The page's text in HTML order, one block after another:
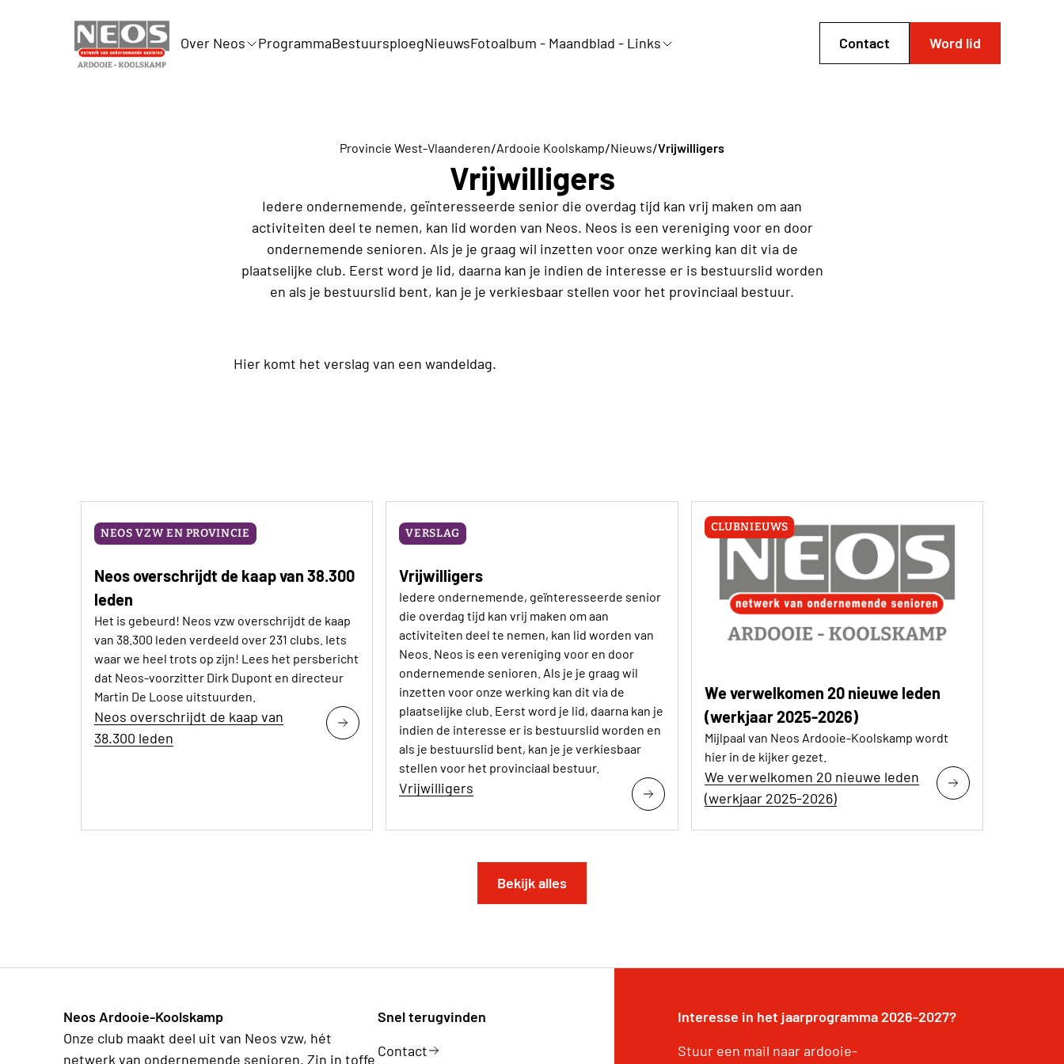
Over Neos ProgrammaBestuursploegNieuwsFotoalbum - Maandblad - Links Contact Word lid
Provincie West-Vlaanderen/Ardooie Koolskamp/Nieuws/Vrijwilligers
Vrijwilligers
Iedere ondernemende, geïnteresseerde senior die overdag tijd kan vrij maken om aan
activiteiten deel te nemen, kan lid worden van Neos. Neos is een vereniging voor en door
ondernemende senioren. Als je je graag wil inzetten voor onze werking kan dit via de
plaatselijke club. Eerst word je lid, daarna kan je indien de interesse er is bestuurslid worden
en als je bestuurslid bent, kan je je verkiesbaar stellen voor het provinciaal bestuur.
Hier komt het verslag van een wandeldag.
NEOS VZW EN PROVINCIE
Neos overschrijdt de kaap van 38.300
leden
Het is gebeurd! Neos vzw overschrijdt de kaap
van 38.300 leden verdeeld over 231 clubs. Iets
waar we heel trots op zijn! Lees het persbericht
dat Neos-voorzitter Dirk Dupont en directeur
Martin De Loose uitstuurden.
Neos overschrijdt de kaap van
38.300 leden
VERSLAG
Vrijwilligers
Iedere ondernemende, geïnteresseerde senior
die overdag tijd kan vrij maken om aan
activiteiten deel te nemen, kan lid worden van
Neos. Neos is een vereniging voor en door
ondernemende senioren. Als je je graag wil
inzetten voor onze werking kan dit via de
plaatselijke club. Eerst word je lid, daarna kan je
indien de interesse er is bestuurslid worden en
als je bestuurslid bent, kan je je verkiesbaar
stellen voor het provinciaal bestuur.
Vrijwilligers
CLUBNIEUWS
We verwelkomen 20 nieuwe leden
(werkjaar 2025-2026)
Mijlpaal van Neos Ardooie-Koolskamp wordt
hier in de kijker gezet.
We verwelkomen 20 nieuwe leden
(werkjaar 2025-2026)
Bekijk alles
Neos Ardooie-Koolskamp
Onze club maakt deel uit van Neos vzw, hét
netwerk van ondernemende senioren. Zin in toffe
Snel terugvinden
Contact
Interesse in het jaarprogramma 2026-2027?
Stuur een mail naar ardooie-